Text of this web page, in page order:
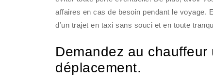
affaires en cas de besoin pendant le voyage.
d’un trajet en taxi sans souci et en toute
Demandez au
déplacement.